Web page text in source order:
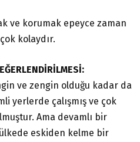
ve korumak epeyce zaman
kolaydır.
ve zengin olduğu kadar da
yerlerde çalışmış ve çok
Ama devamlı bir
eskiden kelme bir